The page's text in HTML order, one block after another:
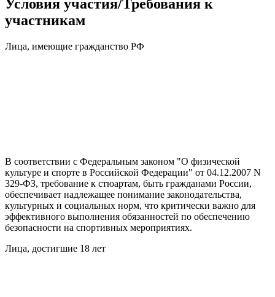
Условия участия/Требования к
участникам
Лица, имеющие гражданство РФ
В соответствии с Федеральным законом "О физической
культуре и спорте в Российской Федерации" от 04.12.2007 N
329-ФЗ, требование к стюартам, быть гражданами России,
обеспечивает надлежащее понимание законодательства,
культурных и социальных норм, что критически важно для
эффективного выполнения обязанностей по обеспечению
безопасности на спортивных мероприятиях.
Лица, достигшие 18 лет